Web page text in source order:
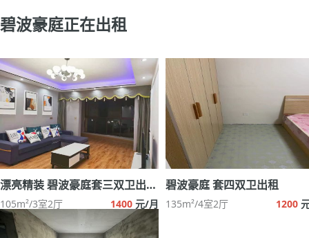
碧波豪庭正在出租
漂亮精装 碧波豪庭套三双卫出租房
105m²/3室2厅 1400 元/月
碧波豪庭 套四双卫出租
135m²/4室2厅 1200